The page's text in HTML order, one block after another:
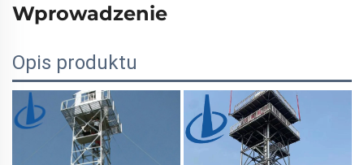
Wprowadzenie
Opis produktu